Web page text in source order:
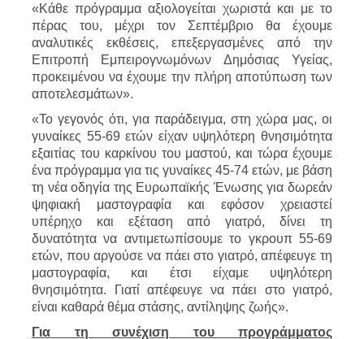
«Κάθε πρόγραμμα αξιολογείται χωριστά και με το
πέρας του, μέχρι τον Σεπτέμβριο θα έχουμε
αναλυτικές εκθέσεις, επεξεργασμένες από την
Επιτροπή Εμπειρογνωμόνων Δημόσιας Υγείας,
προκειμένου να έχουμε την πλήρη αποτύπωση των
αποτελεσμάτων».
«Το γεγονός ότι, για παράδειγμα, στη χώρα μας, οι
γυναίκες 55-69 ετών είχαν υψηλότερη θνησιμότητα
εξαιτίας του καρκίνου του μαστού, και τώρα έχουμε
ένα πρόγραμμα για τις γυναίκες 45-74 ετών, με βάση
τη νέα οδηγία της Ευρωπαϊκής Ένωσης για δωρεάν
ψηφιακή μαστογραφία και εφόσον χρειαστεί
υπέρηχο και εξέταση από γιατρό, δίνει τη
δυνατότητα να αντιμετωπίσουμε το γκρουπ 55-69
ετών, που αργούσε να πάει στο γιατρό, απέφευγε τη
μαστογραφία, και έτσι είχαμε υψηλότερη
θνησιμότητα. Γιατί απέφευγε να πάει στο γιατρό,
είναι καθαρά θέμα στάσης, αντίληψης ζωής».
Για τη συνέχιση του προγράμματος